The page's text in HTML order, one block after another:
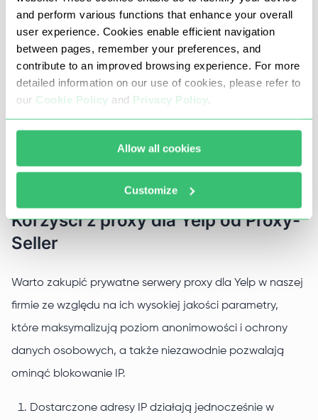
and perform various functions that enhance your overall
user experience. Cookies enable efficient navigation
between pages, remember your preferences, and
contribute to an improved browsing experience. For more
detailed information on our use of cookies, please refer to
our Cookie Policy and Privacy Policy
Allow all cookies
Customize
Serwery proxy dla Yelp to możliwość zautomatyzowania
procedury publikowania recenzji w serwisie. Z ich
pomocą można łatwo przeprowadzić pozytywną
promocję swojej firmy, a także obniżyć ocenę
konkurencji. Ponadto, korzystając z proxy, można łatwo
ominąć zakaz przez IP, skorzystać z regionalnych
rabatów i promocji.
Korzyści z proxy dla Yelp od Proxy-
Seller
Warto zakupić prywatne serwery proxy dla Yelp w naszej
firmie ze względu na ich wysokiej jakości parametry,
które maksymalizują poziom anonimowości i ochrony
danych osobowych, a także niezawodnie pozwalają
ominąć blokowanie IP.
Dostarczone adresy IP działają jednocześnie w